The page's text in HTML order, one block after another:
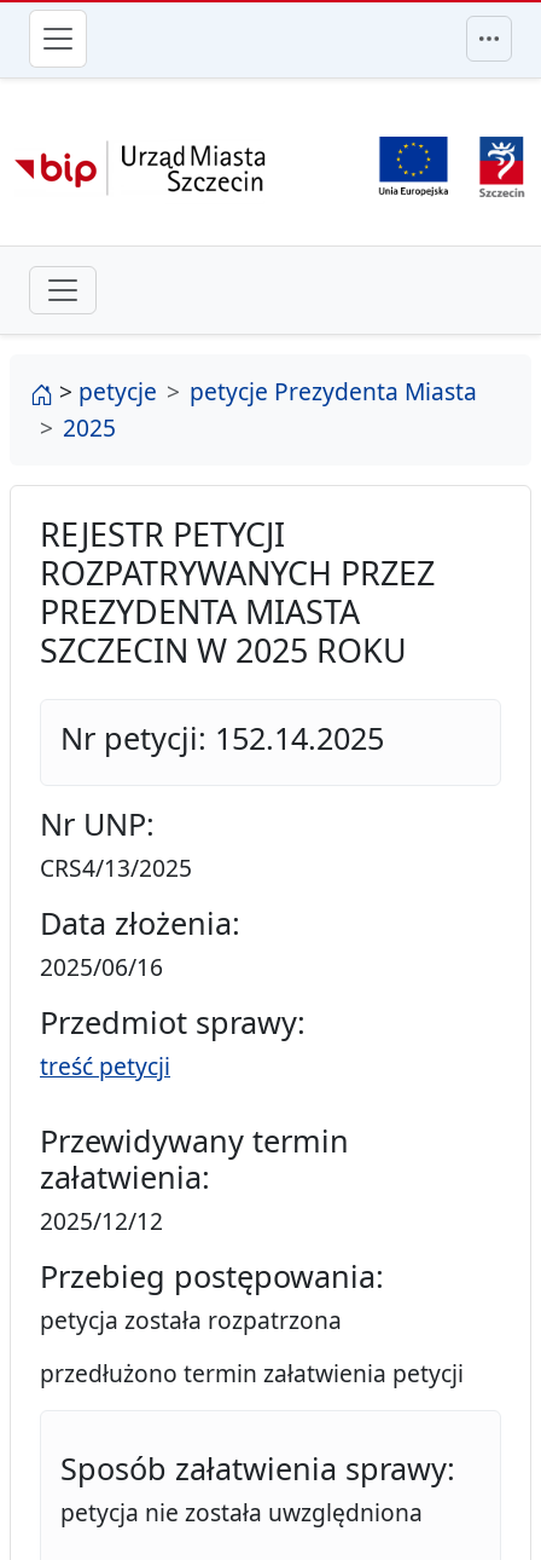
przejdź do głównego menu
strona główna
> petycje
petycje Prezydenta Miasta
2025
REJESTR PETYCJI
ROZPATRYWANYCH PRZEZ
PREZYDENTA MIASTA
SZCZECIN W 2025 ROKU
Nr petycji: 152.14.2025
Nr UNP:
CRS4/13/2025
Data złożenia:
2025/06/16
Przedmiot sprawy:
treść petycji
Przewidywany termin
załatwienia:
2025/12/12
Przebieg postępowania:
petycja została rozpatrzona
przedłużono termin załatwienia petycji
Sposób załatwienia sprawy:
petycja nie została uwzględniona